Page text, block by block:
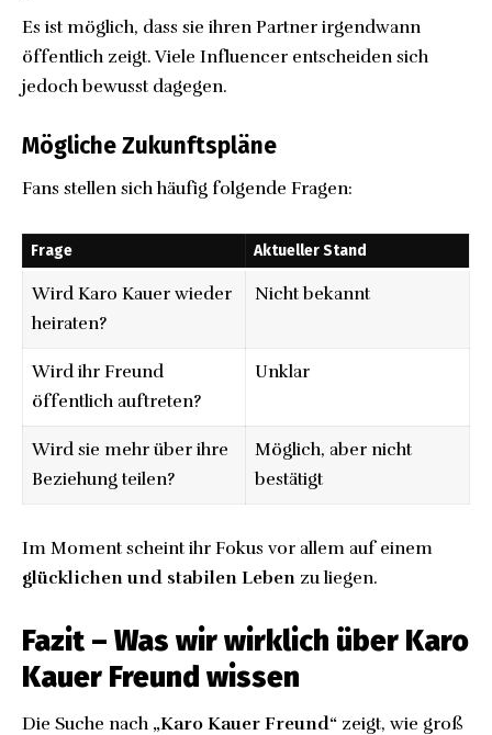
Es ist möglich, dass sie ihren Partner irgendwann
öffentlich zeigt. Viele Influencer entscheiden sich
jedoch bewusst dagegen.
Mögliche Zukunftspläne
Fans stellen sich häufig folgende Fragen:
Frage Aktueller Stand
Wird Karo Kauer wieder
heiraten?
Nicht bekannt
Wird ihr Freund
öffentlich auftreten?
Unklar
Wird sie mehr über ihre
Beziehung teilen?
Möglich, aber nicht
bestätigt
Im Moment scheint ihr Fokus vor allem auf einem
glücklichen und stabilen Leben zu liegen.
Fazit – Was wir wirklich über Karo
Kauer Freund wissen
Die Suche nach „Karo Kauer Freund“ zeigt, wie groß